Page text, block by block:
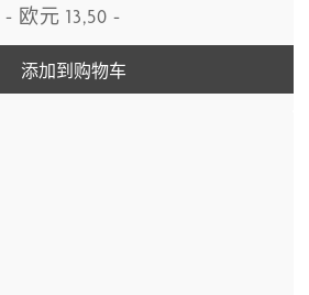
- 欧元 13,50 -
添加到购物车